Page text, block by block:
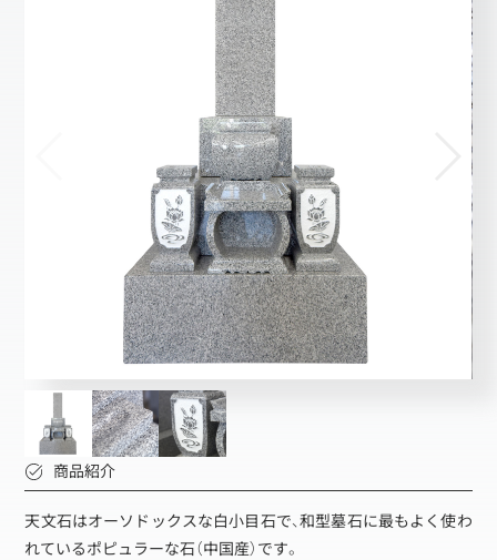
商品紹介
天文石はオーソドックスな白小目石で、和型墓石に最もよく使わ
れているポピュラーな石（中国産）です。